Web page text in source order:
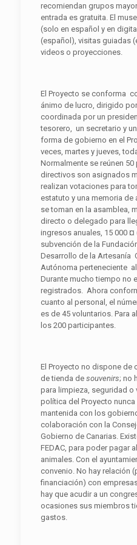
recomiendan grupos
entrada es gratuita. El
(solo en español y en
(español), visitas guiadas
videos o proyecciones.
El Proyecto se conforma
ánimo de lucro, dirigido
coordinada por un
tesorero, un secretario y
forma de gobierno en el
veces, martes y jueves,
Normalmente se reúnen
directivos son asignados
realizan votaciones para
estatuto y una memoria
se toman en la asamblea,
directo o delegado para
ingresos anuales, 15 000
subvención de la
Desarrollo de la Artesanía
Autónoma perteneciente
Durante mucho tiempo no
registrados. Ahora
cuanto al personal, el
es de 45 voluntarios. Para
los 200 participantes.
El Proyecto no dispone de
de tienda de souvenirs; no
para limpieza, seguridad o
política del Proyecto
mantenida con los
colaboración con la
Gobierno de Canarias.
FEDAC, para poder pagar
animales. Con el
convenio. No hay relación
financiación) con
hay que acudir a un
ocasiones sus miembros
gastos.